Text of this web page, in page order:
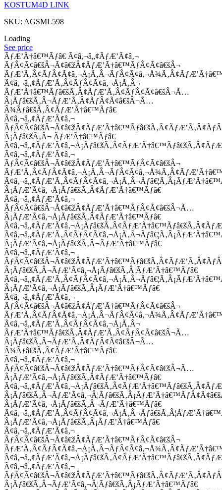
KOSTUM4D LINK
SKU: AGSML598
Loading
See price
ÃƒÆ’Ã†â€™Ãƒâ€ Ã¢â‚¬â„¢ÃƒÆ’Ã¢â‚¬
ÃƒÂ¢Ã¢â€šÂ¬Ã¢â€žÂ¢ÃƒÆ’Ã†â€™ÃƒÂ¢Ã¢â€šÂ¬
Ã¢â‚¬â„¢ÃƒÆ’Ã‚Â¢ÃƒÂ¢Ã¢â‚¬Å¡Ã‚Â¬
ÃƒÆ’Ã†â€™Ãƒâ€šÃ‚Â¢ÃƒÆ’Ã‚Â¢ÃƒÂ¢Ã¢â€šÂ¬Ã…
Â¡Ãƒâ€šÃ‚Â¬ÃƒÆ’Ã‚Â¢ÃƒÂ¢Ã¢â€šÂ¬Ã…
Â¾Ãƒâ€šÃ‚Â¢ÃƒÆ’Ã†â€™Ãƒâ€
Ã¢â‚¬â„¢ÃƒÆ’Ã¢â‚¬
Â¡Ãƒâ€šÃ‚Â¬ ÃƒÆ’Ã†â€™Ãƒâ€
Ã¢â‚¬â„¢ÃƒÆ’Ã¢â‚¬
ÃƒÂ¢Ã¢â€šÂ¬Ã¢â€žÂ¢ÃƒÆ’Ã†â€™ÃƒÂ¢Ã¢â€šÂ¬
Â¡ÃƒÆ’Ã¢â‚¬Å¡Ãƒâ€šÃ‚Â¢ÃƒÆ’Ã†â€™Ãƒâ€
Ã¢â‚¬â„¢ÃƒÆ’Ã¢â‚¬
ÃƒÂ¢Ã¢â€šÂ¬Ã¢â€žÂ¢ÃƒÆ’Ã†â€™ÃƒÂ¢Ã¢â€šÂ¬Ã…
Â¡ÃƒÆ’Ã¢â‚¬Å¡Ãƒâ€šÃ‚Â¢ÃƒÆ’Ã†â€™Ãƒâ€
Â¡ÃƒÆ’Ã¢â‚¬Å¡Ãƒâ€šÃ‚Â¬ÃƒÆ’Ã†â€™Ãƒâ€
Ã¢â‚¬â„¢ÃƒÆ’Ã¢â‚¬
Â¡Ãƒâ€šÃ‚Â¬ÃƒÆ’Ã¢â‚¬Å¡Ãƒâ€šÃ‚Â¦ÃƒÆ’Ã†â€™Ãƒâ€
Â¡ÃƒÆ’Ã¢â‚¬Å¡Ãƒâ€šÃ‚Â¡ÃƒÆ’Ã†â€™Ãƒâ€
Ã¢â‚¬â„¢ÃƒÆ’Ã¢â‚¬
ÃƒÂ¢Ã¢â€šÂ¬Ã¢â€žÂ¢ÃƒÆ’Ã†â€™ÃƒÂ¢Ã¢â€šÂ¬
Ã¢â‚¬â„¢ÃƒÆ’Ã‚Â¢ÃƒÂ¢Ã¢â‚¬Å¡Ã‚Â¬
ÃƒÆ’Ã†â€™Ãƒâ€šÃ‚Â¢ÃƒÆ’Ã‚Â¢ÃƒÂ¢Ã¢â€šÂ¬Ã…
Â¡Ãƒâ€šÃ‚Â¬ÃƒÆ’Ã‚Â¢ÃƒÂ¢Ã¢â€šÂ¬Ã…
Â¾Ãƒâ€šÃ‚Â¢ÃƒÆ’Ã†â€™Ãƒâ€
Ã¢â‚¬â„¢ÃƒÆ’Ã¢â‚¬
ÃƒÂ¢Ã¢â€šÂ¬Ã¢â€žÂ¢ÃƒÆ’Ã†â€™ÃƒÂ¢Ã¢â€šÂ¬Ã…
Â¡ÃƒÆ’Ã¢â‚¬Å¡Ãƒâ€šÃ‚Â¢ÃƒÆ’Ã†â€™Ãƒâ€
Â¡ÃƒÆ’Ã¢â‚¬Å¡Ãƒâ€šÃ‚Â¬ÃƒÆ’Ã†â€™Ãƒâ€
Â¡ÃƒÆ’Ã¢â‚¬Å¡Ãƒâ€šÃ‚Â¡ÃƒÆ’Ã†â€™Ãƒâ€
Ã¢â‚¬â„¢ÃƒÆ’Ã¢â‚¬
ÃƒÂ¢Ã¢â€šÂ¬Ã¢â€žÂ¢ÃƒÆ’Ã†â€™ÃƒÂ¢Ã¢â€šÂ¬
Ã¢â‚¬â„¢ÃƒÆ’Ã¢â‚¬
Â¡Ãƒâ€šÃ‚Â¬ÃƒÆ’Ã¢â‚¬Â¦Ãƒâ€šÃ‚Â¡ÃƒÆ’Ã†â€™Ãƒâ€